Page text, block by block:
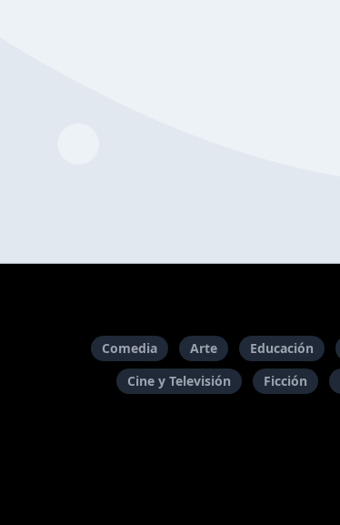
Comedia Arte Educación
Cine y Televisión
Ficción